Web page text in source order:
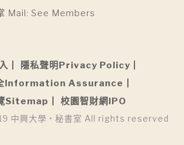
Mail: See Members
隱私聲明Privacy Policy
Information Assurance
Sitemap
校園智財網IPO
中興大學 • 秘書室 All rights reserved